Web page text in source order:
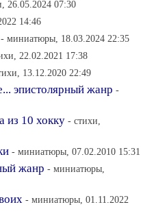
26.05.2024 07:30
14:46
- миниатюры, 18.03.2024 22:35
22.02.2021 17:38
13.12.2020 22:49
эпистолярный жанр -
из 10 хокку - стихи,
- миниатюры, 07.02.2010 15:31
жанр - миниатюры,
- миниатюры, 01.11.2022